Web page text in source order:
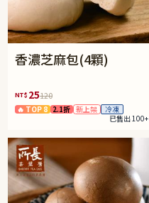
香濃芝麻包(4顆)
NT$ 25120
🔥 TOP 8 2.1折 新上架
冷凍
已售出 100+